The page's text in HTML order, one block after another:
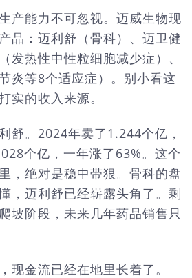
产能力不可忽视。迈威生物现
品：迈利舒（骨科）、迈卫健
发热性中性粒细胞减少症）、
炎等8个适应症）。别小看这
实的收入来源。
舒。2024年卖了1.244个亿，
个亿，一年涨了63%。这个
，绝对是稳中带狠。骨科的盘
，迈利舒已经崭露头角了。剩
坡阶段，未来几年药品销售只
现金流已经在地里长着了。